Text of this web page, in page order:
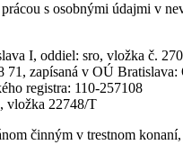
s osobnými údajmi v
I, oddiel: sro, vložka č.
71, zapísaná v OÚ
registra: 110-257108
vložka 22748/T
činným v trestnom